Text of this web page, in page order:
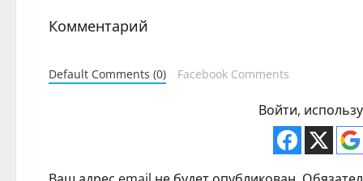
г
ц
Комментарий
Default Comments (0) Facebook Comments
Войти,